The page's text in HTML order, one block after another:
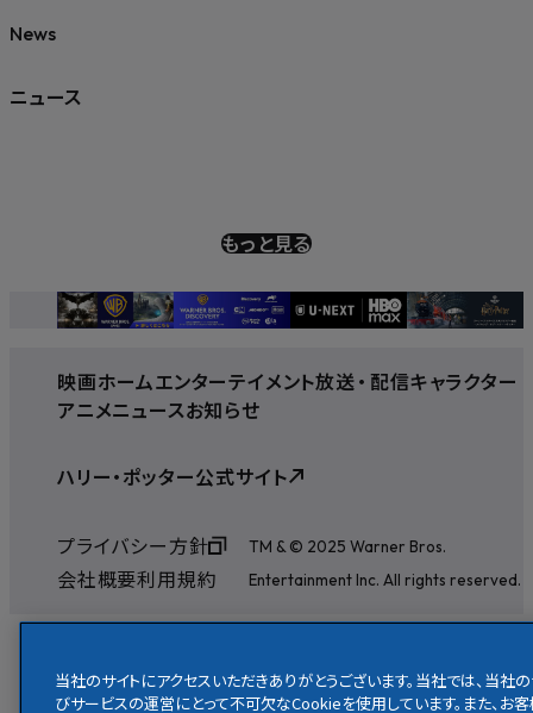
News
ニュース
もっと見る
映画ホームエンターテイメント放送・ 配信キャラクター
アニメニュースお知らせ
ハリー・ポッター公式サイト
プライバシー方針
会社概要利用規約
TM & © 2025 Warner Bros.
Entertainment Inc. All rights reserved.
当社のサイトにアクセスいただきありがとうございます。当社では、当社の
びサービスの運営にとって不可欠なCookieを使用しています。また、お